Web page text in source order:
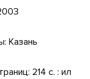
Казань
214 с. : ил